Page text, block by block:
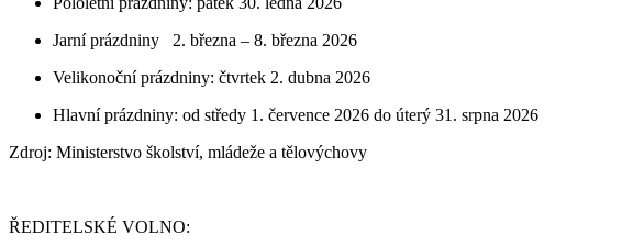
Jarní prázdniny 2. března – 8. března 2026
Velikonoční prázdniny: čtvrtek 2. dubna 2026
Hlavní prázdniny: od středy 1. července 2026 do úterý 31. srpna 2026
Zdroj: Ministerstvo školství, mládeže a tělovýchovy
ŘEDITELSKÉ VOLNO: